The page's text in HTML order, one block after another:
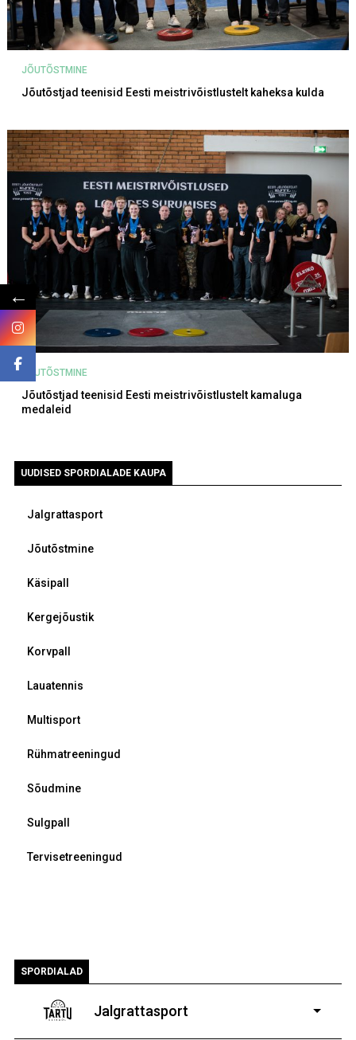
JÕUTÕSTMINE
Jõutõstjad teenisid Eesti meistrivõistlustelt kaheksa kulda
JÕUTÕSTMINE
Jõutõstjad teenisid Eesti meistrivõistlustelt kamaluga
medaleid
UUDISED SPORDIALADE KAUPA
Jalgrattasport
Jõutõstmine
Käsipall
Kergejõustik
Korvpall
Lauatennis
Multisport
Rühmatreeningud
Sõudmine
Sulgpall
Tervisetreeningud
SPORDIALAD
Jalgrattasport
←